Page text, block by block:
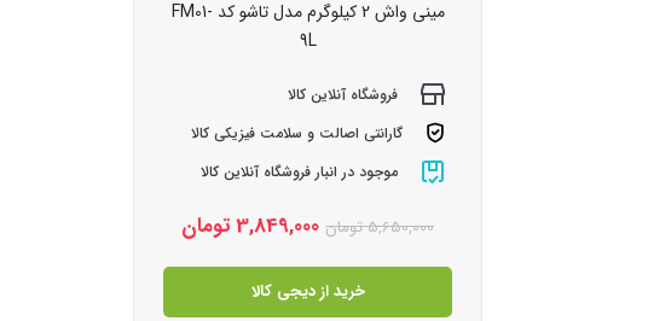
مینی‌ واش 2 کیلوگرم مدل تاشو کد FM01-
9L
فروشگاه آنلاین کالا
گارانتی اصالت و سلامت فیزیکی کالا
موجود در انبار فروشگاه آنلاین کالا
5,650,000تومان 3,849,000تومان
خرید از دیجی کالا